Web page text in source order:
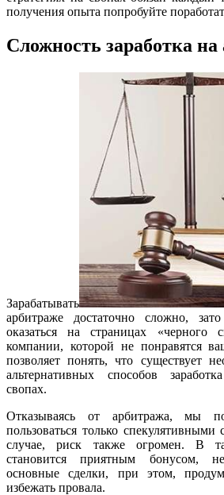
получения опыта попробуйте
Сложность заработка на
Зарабатывать
арбитраже достаточно сложно,
оказаться на страницах «черного
компании, которой не понравятся
позволяет понять, что существует
альтернативных способов
свопах.
Отказываясь от арбитража, мы
пользоваться только
случае, риск также огромен. В
становится приятным бонусом,
основные сделки, при этом,
избежать провала.